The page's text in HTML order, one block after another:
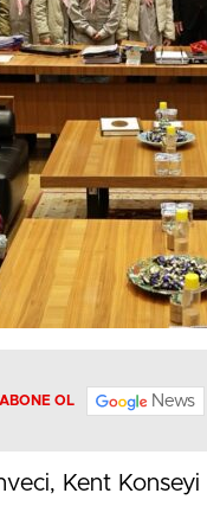
ABONE OL News
Kent